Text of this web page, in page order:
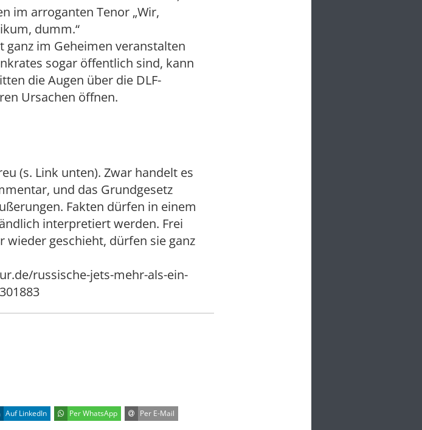
im arroganten Tenor „Wir,
dumm.“
ganz im Geheimen veranstalten
sogar öffentlich sind, kann
die Augen über die DLF-
Ursachen öffnen.
(s. Link unten). Zwar handelt es
und das Grundgesetz
Fakten dürfen in einem
interpretiert werden. Frei
wieder geschieht, dürfen sie ganz
russische-jets-mehr-als-ein-
Auf LinkedIn Per WhatsApp Per E-Mail